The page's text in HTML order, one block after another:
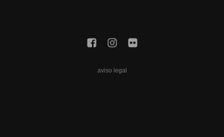
aviso legal